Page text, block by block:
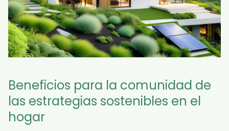
Beneficios para la comunidad de
las estrategias sostenibles en el
hogar